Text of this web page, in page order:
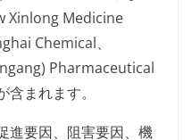
Xinlong Medicine
Chemical、
Pharmaceutical
まれます。
進要因、阻害要因、機